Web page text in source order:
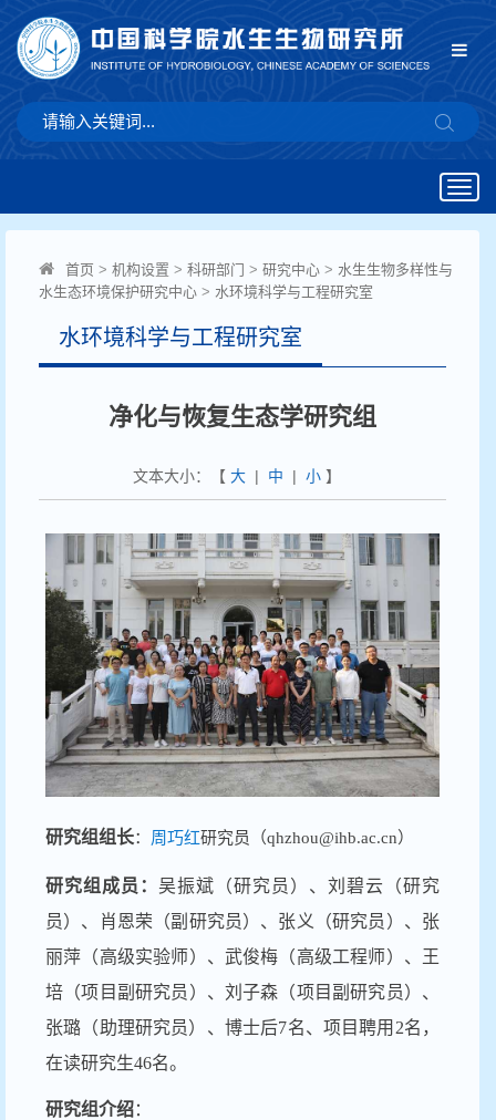
首页 > 机构设置 > 科研部门 > 研究中心 > 水生生物多样性与
水生态环境保护研究中心 > 水环境科学与工程研究室
水环境科学与工程研究室
净化与恢复生态学研究组
文本大小：【 大| 中 | 小】
研究组组长： 周巧红研究员（qhzhou@ihb.ac.cn）
研究组成员： 吴振斌（研究员）、刘碧云（研究
员）、肖恩荣（副研究员）、张义（研究员）、张
丽萍（高级实验师）、武俊梅（高级工程师）、王
培（项目副研究员）、刘子森（项目副研究员）、
张璐（助理研究员）、博士后7名、项目聘用2名，
在读研究生46名。
研究组介绍：